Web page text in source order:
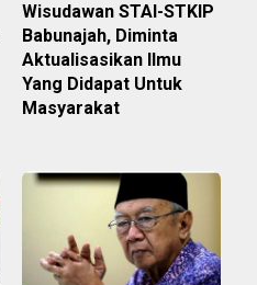
Wisudawan STAI-STKIP
Babunajah, Diminta
Aktualisasikan Ilmu
Yang Didapat Untuk
Masyarakat